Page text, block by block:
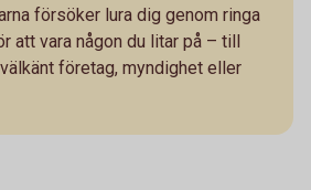
försöker lura dig genom ringa
att vara någon du litar på – till
företag, myndighet eller